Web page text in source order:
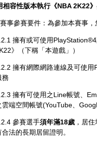
相容性版本執行《NBA 2K22》
參賽要件：為參加本賽事，
擁有或可使用
》（下稱「本遊戲」）
擁有網際網路連線及可使用
務
擁有可使用之Line帳號、
雲端空間帳號(YouTube、
參賽選手須年滿18歲 ，居
合法的長期居留證明。